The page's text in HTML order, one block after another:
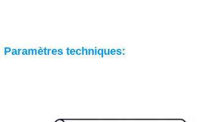
Paramètres techniques: